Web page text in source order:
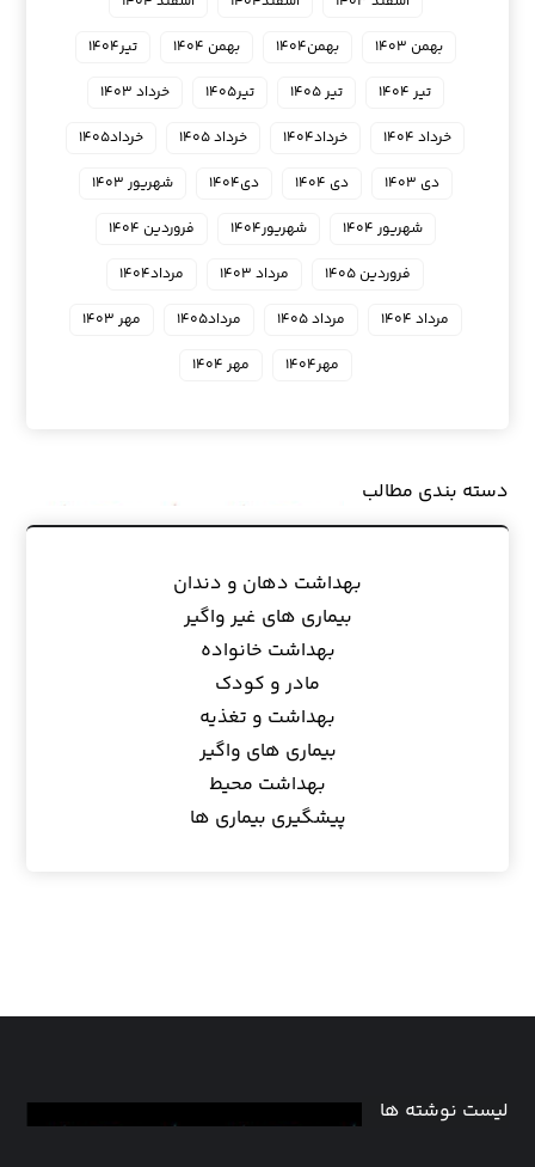
بهمن ۱۴۰۳
بهمن۱۴۰۴ بهمن ۱۴۰۴
تیر۱۴۰۴
تیر ۱۴۰۴
تیر ۱۴۰۵ تیر۱۴۰۵
خرداد ۱۴۰۳
خرداد ۱۴۰۴
خرداد۱۴۰۴ خرداد ۱۴۰۵
خرداد۱۴۰۵
دی ۱۴۰۳
دی ۱۴۰۴ دی۱۴۰۴
شهریور ۱۴۰۳
شهریور ۱۴۰۴
شهریور۱۴۰۴
فروردین ۱۴۰۴
فروردین ۱۴۰۵
مرداد ۱۴۰۳
مرداد۱۴۰۴
مرداد ۱۴۰۴
مرداد ۱۴۰۵ مرداد۱۴۰۵
مهر ۱۴۰۳
مهر۱۴۰۴
مهر ۱۴۰۴
دسته بندی مطالب
بهداشت دهان و دندان
بیماری های غیر واگیر
بهداشت خانواده
مادر و کودک
بهداشت و تغذیه
بیماری های واگیر
بهداشت محیط
پیشگیری بیماری ها
لیست نوشته ها